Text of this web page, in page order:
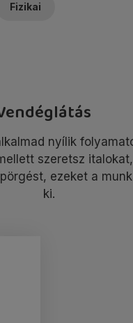
Fizikai
nyílik
szeretsz
ezeket a
ki.